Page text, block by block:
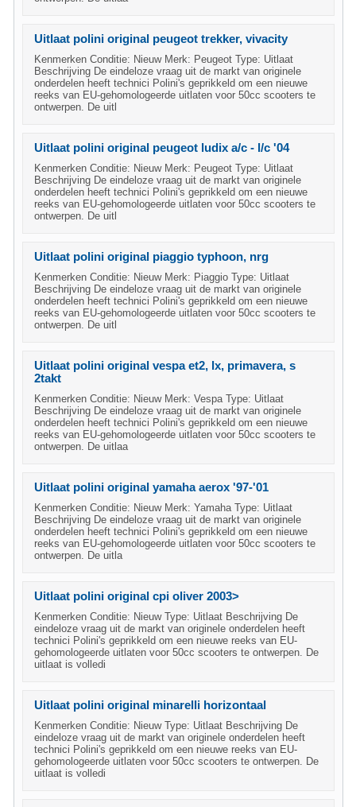
Uitlaat polini original peugeot trekker, vivacity
Kenmerken Conditie: Nieuw Merk: Peugeot Type: Uitlaat
Beschrijving De eindeloze vraag uit de markt van originele
onderdelen heeft technici Polini's geprikkeld om een nieuwe
reeks van EU-gehomologeerde uitlaten voor 50cc scooters te
ontwerpen. De uitl
Uitlaat polini original peugeot ludix a/c - l/c '04
Kenmerken Conditie: Nieuw Merk: Peugeot Type: Uitlaat
Beschrijving De eindeloze vraag uit de markt van originele
onderdelen heeft technici Polini's geprikkeld om een nieuwe
reeks van EU-gehomologeerde uitlaten voor 50cc scooters te
ontwerpen. De uitl
Uitlaat polini original piaggio typhoon, nrg
Kenmerken Conditie: Nieuw Merk: Piaggio Type: Uitlaat
Beschrijving De eindeloze vraag uit de markt van originele
onderdelen heeft technici Polini's geprikkeld om een nieuwe
reeks van EU-gehomologeerde uitlaten voor 50cc scooters te
ontwerpen. De uitl
Uitlaat polini original vespa et2, lx, primavera, s
2takt
Kenmerken Conditie: Nieuw Merk: Vespa Type: Uitlaat
Beschrijving De eindeloze vraag uit de markt van originele
onderdelen heeft technici Polini's geprikkeld om een nieuwe
reeks van EU-gehomologeerde uitlaten voor 50cc scooters te
ontwerpen. De uitlaa
Uitlaat polini original yamaha aerox '97-'01
Kenmerken Conditie: Nieuw Merk: Yamaha Type: Uitlaat
Beschrijving De eindeloze vraag uit de markt van originele
onderdelen heeft technici Polini's geprikkeld om een nieuwe
reeks van EU-gehomologeerde uitlaten voor 50cc scooters te
ontwerpen. De uitla
Uitlaat polini original cpi oliver 2003>
Kenmerken Conditie: Nieuw Type: Uitlaat Beschrijving De
eindeloze vraag uit de markt van originele onderdelen heeft
technici Polini's geprikkeld om een nieuwe reeks van EU-
gehomologeerde uitlaten voor 50cc scooters te ontwerpen. De
uitlaat is volledi
Uitlaat polini original minarelli horizontaal
Kenmerken Conditie: Nieuw Type: Uitlaat Beschrijving De
eindeloze vraag uit de markt van originele onderdelen heeft
technici Polini's geprikkeld om een nieuwe reeks van EU-
gehomologeerde uitlaten voor 50cc scooters te ontwerpen. De
uitlaat is volledi